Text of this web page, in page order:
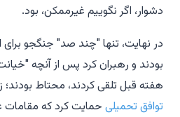
دشوار، اگر نگوییم غیرممکن، بود.
در نهایت، تنها "چند صد" جنگجو
بودند و رهبران کرد پس از آنچه
هفته قبل تلقی کردند، محتاط
توافق تحمیلی حمایت کرد که مقامات